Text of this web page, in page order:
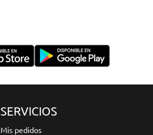
SERVICIOS
Mis pedidos